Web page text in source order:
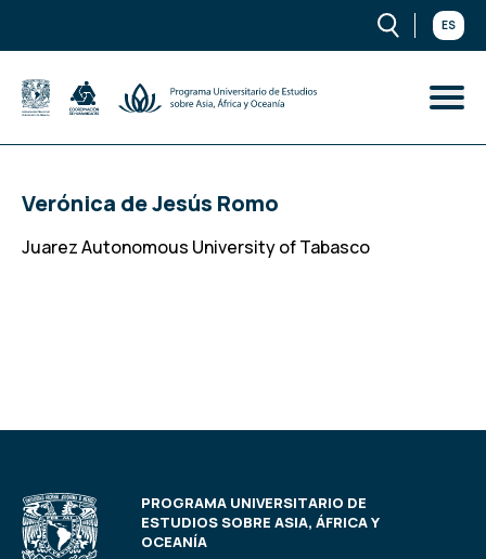
ES
Verónica de Jesús Romo
Juarez Autonomous University of Tabasco
PROGRAMA UNIVERSITARIO DE
ESTUDIOS SOBRE ASIA, ÁFRICA Y
OCEANÍA